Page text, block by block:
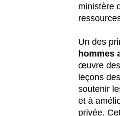
ministère
Un des
hommes
œuvre des
leçons
soutenir
et à
privée.